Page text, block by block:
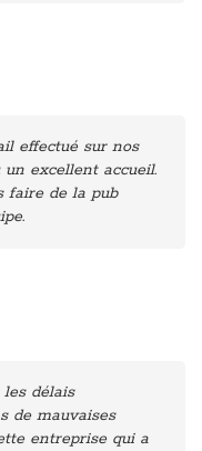
effectué sur nos
excellent accueil.
faire de la pub
délais
de mauvaises
entreprise qui a